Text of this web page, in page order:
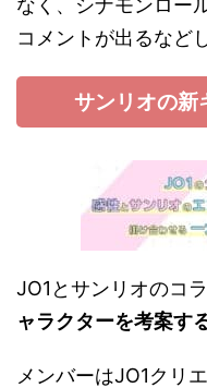
なく、シナモンロー
コメントが出るなど
サンリオの新
JO1とサンリオのコラ
ャラクターを考案す
メンバーはJO1クリ